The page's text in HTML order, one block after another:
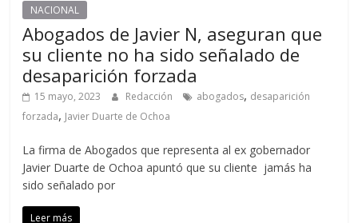
NACIONAL
Abogados de Javier N, aseguran que
su cliente no ha sido señalado de
desaparición forzada
15 mayo, 2023 Redacción abogados, desaparición
forzada, Javier Duarte de Ochoa
La firma de Abogados que representa al ex gobernador
Javier Duarte de Ochoa apuntó que su cliente jamás ha
sido señalado por
Leer más